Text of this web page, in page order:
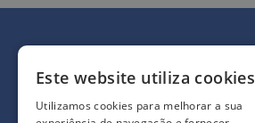
Este website utiliza cookies
Utilizamos cookies para melhorar a sua